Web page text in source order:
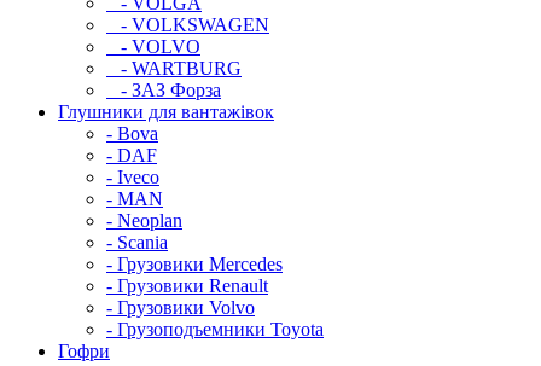
- VOLKSWAGEN
- VOLVO
- WARTBURG
- ЗАЗ Форза
Глушники для вантажівок
- Bova
- DAF
- Iveco
- MAN
- Neoplan
- Scania
- Грузовики Mercedes
- Грузовики Renault
- Грузовики Volvo
- Грузоподъемники Toyota
Гофри